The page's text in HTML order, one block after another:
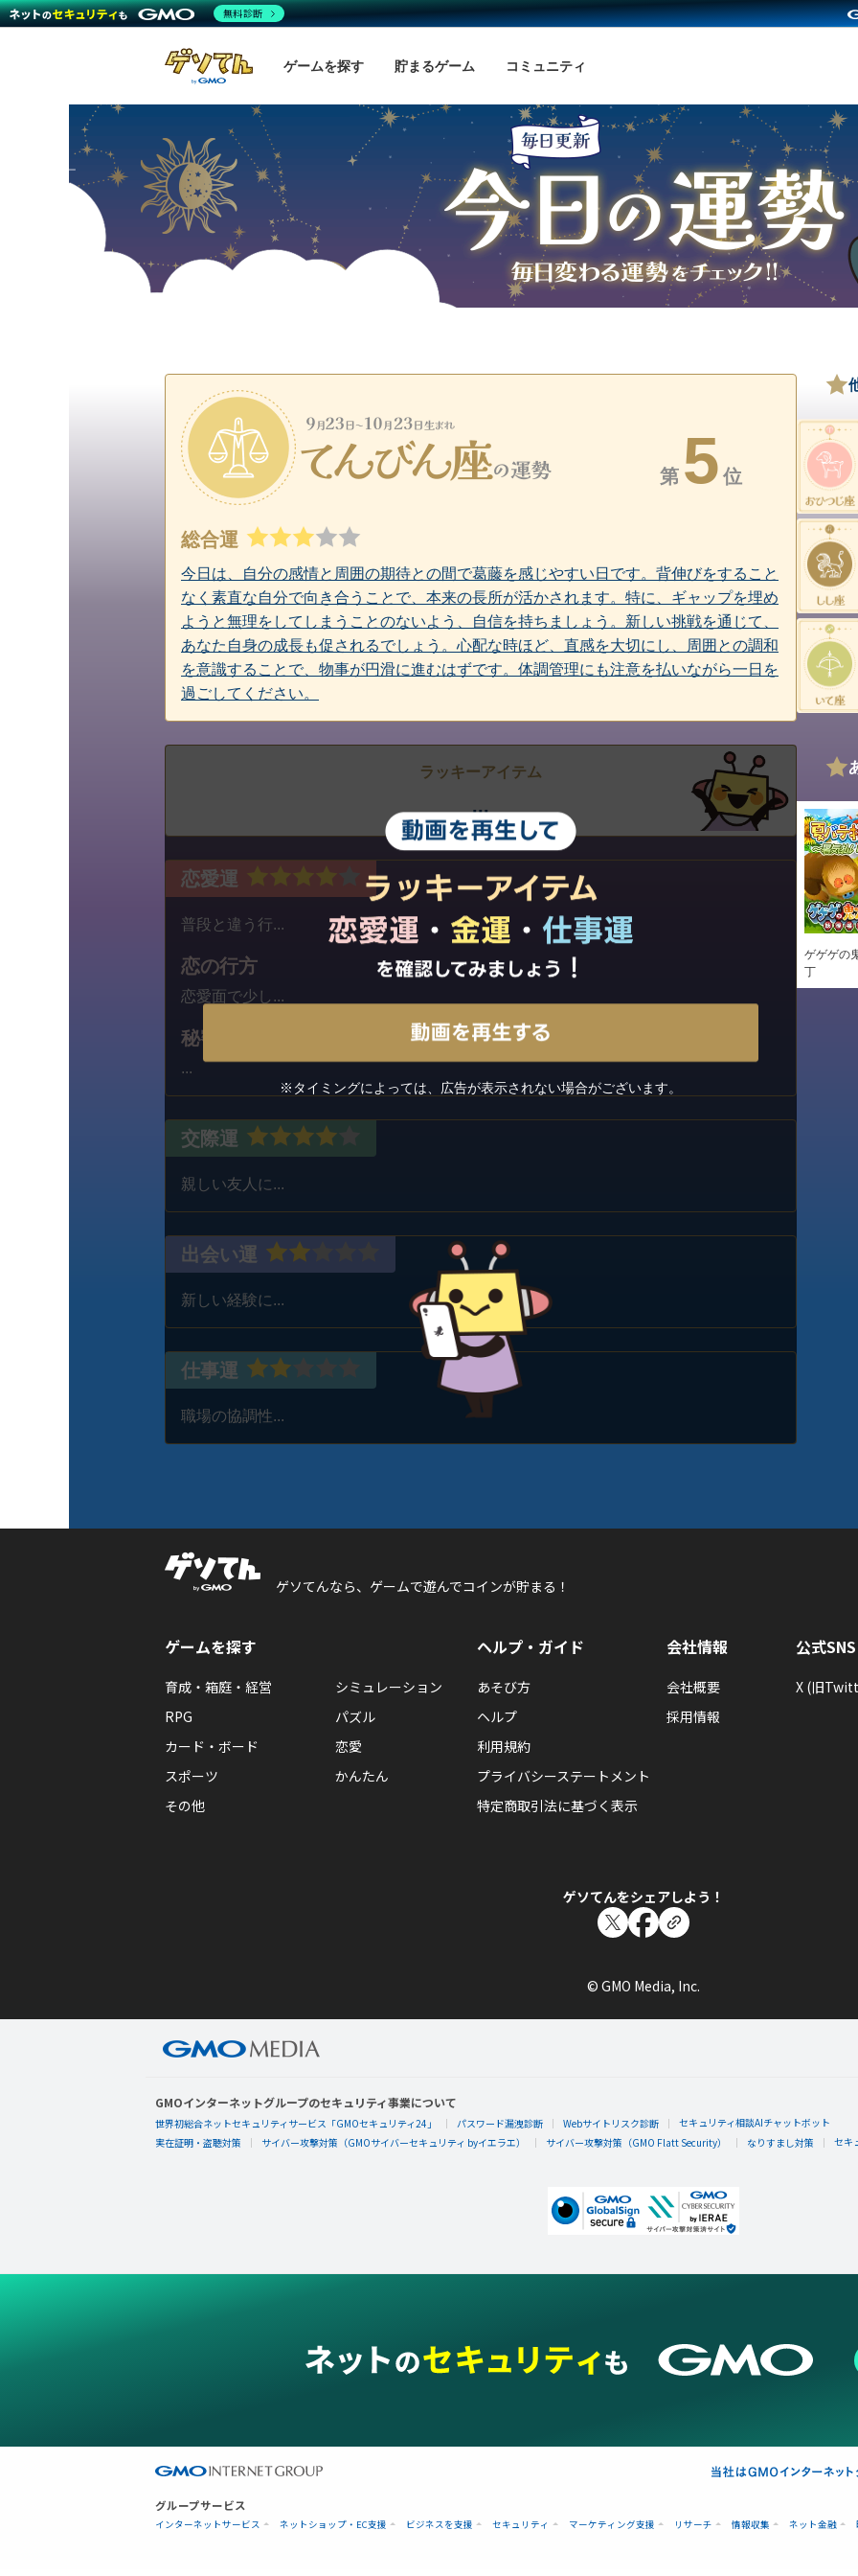
ゲームを探す 貯まるゲーム コミュニティ
第 5 位
総合運
今日は、自分の感情と周囲の期待との間で葛藤を感じやすい日です。背伸びをすること
なく素直な自分で向き合うことで、本来の長所が活かされます。特に、ギャップを埋め
ようと無理をしてしまうことのないよう、自信を持ちましょう。新しい挑戦を通じて、
あなた自身の成長も促されるでしょう。心配な時ほど、直感を大切にし、周囲との調和
を意識することで、物事が円滑に進むはずです。体調管理にも注意を払いながら一日を
過ごしてください。
※タイミングによっては、広告が表示されない場合がございます。
ラッキーアイテム
...
恋愛運
普段と違う行...
恋の行方
恋愛面で少し...
秘密の恋
...
交際運
親しい友人に...
出会い運
新しい経験に...
仕事運
職場の協調性...
ゲゲゲの
丁
ゲソてんなら、ゲームで遊んでコインが貯まる！
ゲームを探す
育成・箱庭・経営
シミュレーション
RPG
パズル
カード・ボード
恋愛
スポーツ
かんたん
その他
ヘルプ・ガイド
あそび方
ヘルプ
利用規約
プライバシーステートメント
特定商取引法に基づく表示
会社情報
会社概要
採用情報
公式SNS
X (旧
ゲソてんをシェアしよう！
© GMO Media, Inc.
GMOインターネットグループのセキュリティ事業について
世界初総合ネットセキュリティサービス「GMOセキュリティ24」 パスワード漏洩診断 Webサイトリスク診断
セキュリティ相談AIチャットボット
実在証明・盗聴対策
サイバー攻撃対策（GMOサイバーセキュリティ byイエラエ） サイバー攻撃対策（GMO Flatt Security） なりすまし対策 セキ
グループサービス
インターネットサービス ネットショップ・EC支援 ビジネスを支援 セキュリティ マーケティング支援 リサーチ 情報収集 ネット金融
無料診断